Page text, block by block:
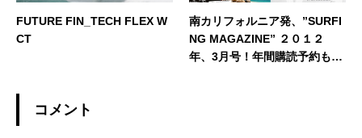
FUTURE FIN_TECH FLEX W
CT
南カリフォルニア発、”SURFI
NG MAGAZINE” ２０１２
年、3月号！年間購読予約も受
コメント